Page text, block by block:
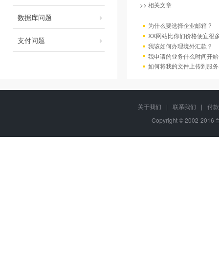
数据库问题
支付问题
>> 相关文章
为什么要选择企业邮箱 ?
XX网站比你们价格便宜很
我该如何办理境外汇款？
我申请的业务什么时间开
如何将我的文件上传到服
关于我们 | 联系我们 |
付
Copyright © 2002-2016